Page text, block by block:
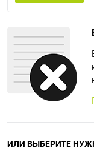
ИЛИ ВЫБЕРИТЕ